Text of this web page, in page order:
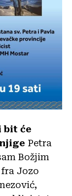
bit će
Petra
Božjim
Jozo